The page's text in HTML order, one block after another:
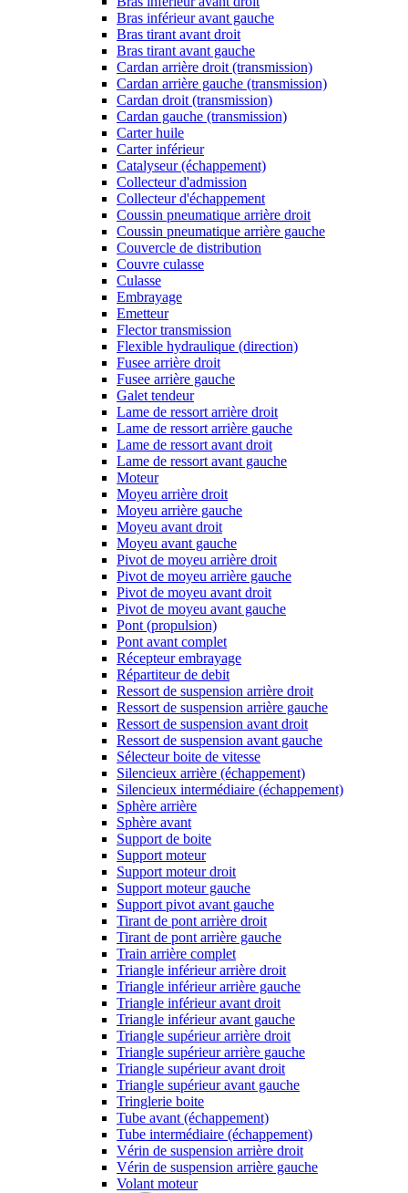
Bras inférieur avant gauche
Bras tirant avant droit
Bras tirant avant gauche
Cardan arrière droit (transmission)
Cardan arrière gauche (transmission)
Cardan droit (transmission)
Cardan gauche (transmission)
Carter huile
Carter inférieur
Catalyseur (échappement)
Collecteur d'admission
Collecteur d'échappement
Coussin pneumatique arrière droit
Coussin pneumatique arrière gauche
Couvercle de distribution
Couvre culasse
Culasse
Embrayage
Emetteur
Flector transmission
Flexible hydraulique (direction)
Fusee arrière droit
Fusee arrière gauche
Galet tendeur
Lame de ressort arrière droit
Lame de ressort arrière gauche
Lame de ressort avant droit
Lame de ressort avant gauche
Moteur
Moyeu arrière droit
Moyeu arrière gauche
Moyeu avant droit
Moyeu avant gauche
Pivot de moyeu arrière droit
Pivot de moyeu arrière gauche
Pivot de moyeu avant droit
Pivot de moyeu avant gauche
Pont (propulsion)
Pont avant complet
Récepteur embrayage
Répartiteur de debit
Ressort de suspension arrière droit
Ressort de suspension arrière gauche
Ressort de suspension avant droit
Ressort de suspension avant gauche
Sélecteur boite de vitesse
Silencieux arrière (échappement)
Silencieux intermédiaire (échappement)
Sphère arrière
Sphère avant
Support de boite
Support moteur
Support moteur droit
Support moteur gauche
Support pivot avant gauche
Tirant de pont arrière droit
Tirant de pont arrière gauche
Train arrière complet
Triangle inférieur arrière droit
Triangle inférieur arrière gauche
Triangle inférieur avant droit
Triangle inférieur avant gauche
Triangle supérieur arrière droit
Triangle supérieur arrière gauche
Triangle supérieur avant droit
Triangle supérieur avant gauche
Tringlerie boite
Tube avant (échappement)
Tube intermédiaire (échappement)
Vérin de suspension arrière droit
Vérin de suspension arrière gauche
Volant moteur